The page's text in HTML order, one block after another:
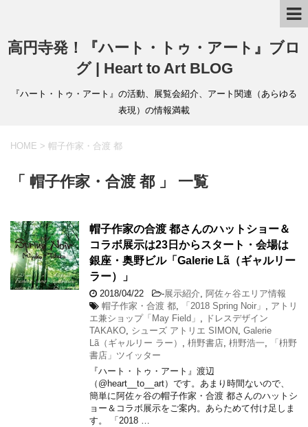
高円寺発！『ハート・トゥ・アート』ブロ
グ | Heart to Art BLOG
『ハート・トゥ・アート』の活動、展覧会紹介、アート関連（あらゆる
表現）の情報満載
HOME > 帽子作家・合渡 都
「 帽子作家・合渡 都 」 一覧
帽子作家の合渡 都さんのハットショー＆
コラボ展示は23日からスタート・会場は
銀座・奥野ビル「Galerie Lã（ギャルリー
ラー）」
2018/04/22 -展示紹介 阿佐ヶ谷エリア情報
帽子作家・合渡 都
「2018 Spring Noir」
アトリ
エ兼ショップ「May Field」
ドレスデザイン
TAKAKO シューズ アトリエ SIMON Galerie
Lã（ギャルリー ラー）
枡野書店 枡野浩一
「枡野
書店」ツイッター
『ハート・トゥ・アート』渡辺
（@heart__to__art）です。あまり時間ないので、
簡単に阿佐ヶ谷の帽子作家・合渡 都さんのハットシ
ョー＆コラボ展示をご案内。あらためて付け足しま
す。 「2018 …